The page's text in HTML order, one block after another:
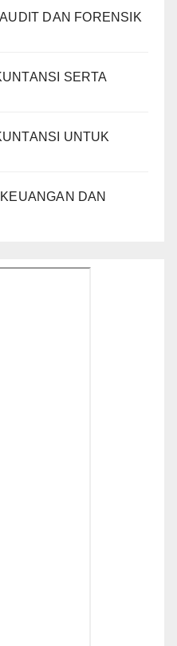
DAN FORENSIK
SERTA
UNTUK
DAN